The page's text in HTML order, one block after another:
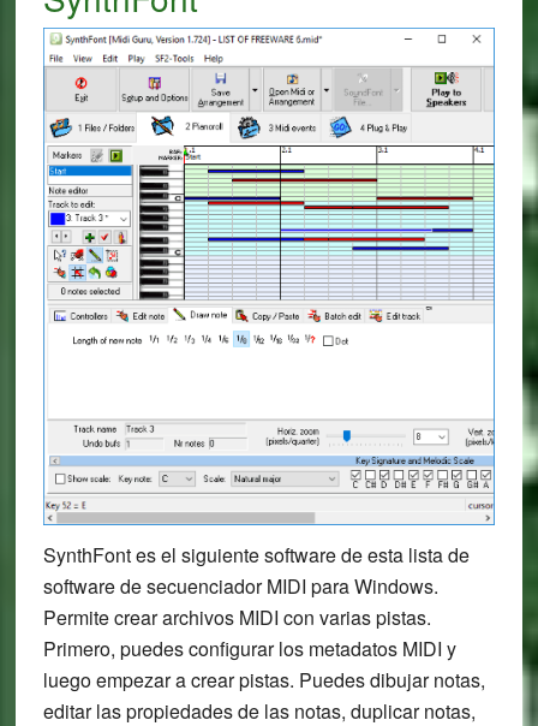
SynthFont es el siguiente software de esta lista de
software de secuenciador MIDI para Windows.
Permite crear archivos MIDI con varias pistas.
Primero, puedes configurar los metadatos MIDI y
luego empezar a crear pistas. Puedes dibujar notas,
editar las propiedades de las notas, duplicar notas,